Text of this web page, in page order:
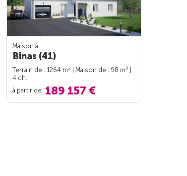
Maison à
Binas (41)
Terrain de : 1264 m2 | Maison de : 98 m2
4 ch.
à partir de 189 157 €